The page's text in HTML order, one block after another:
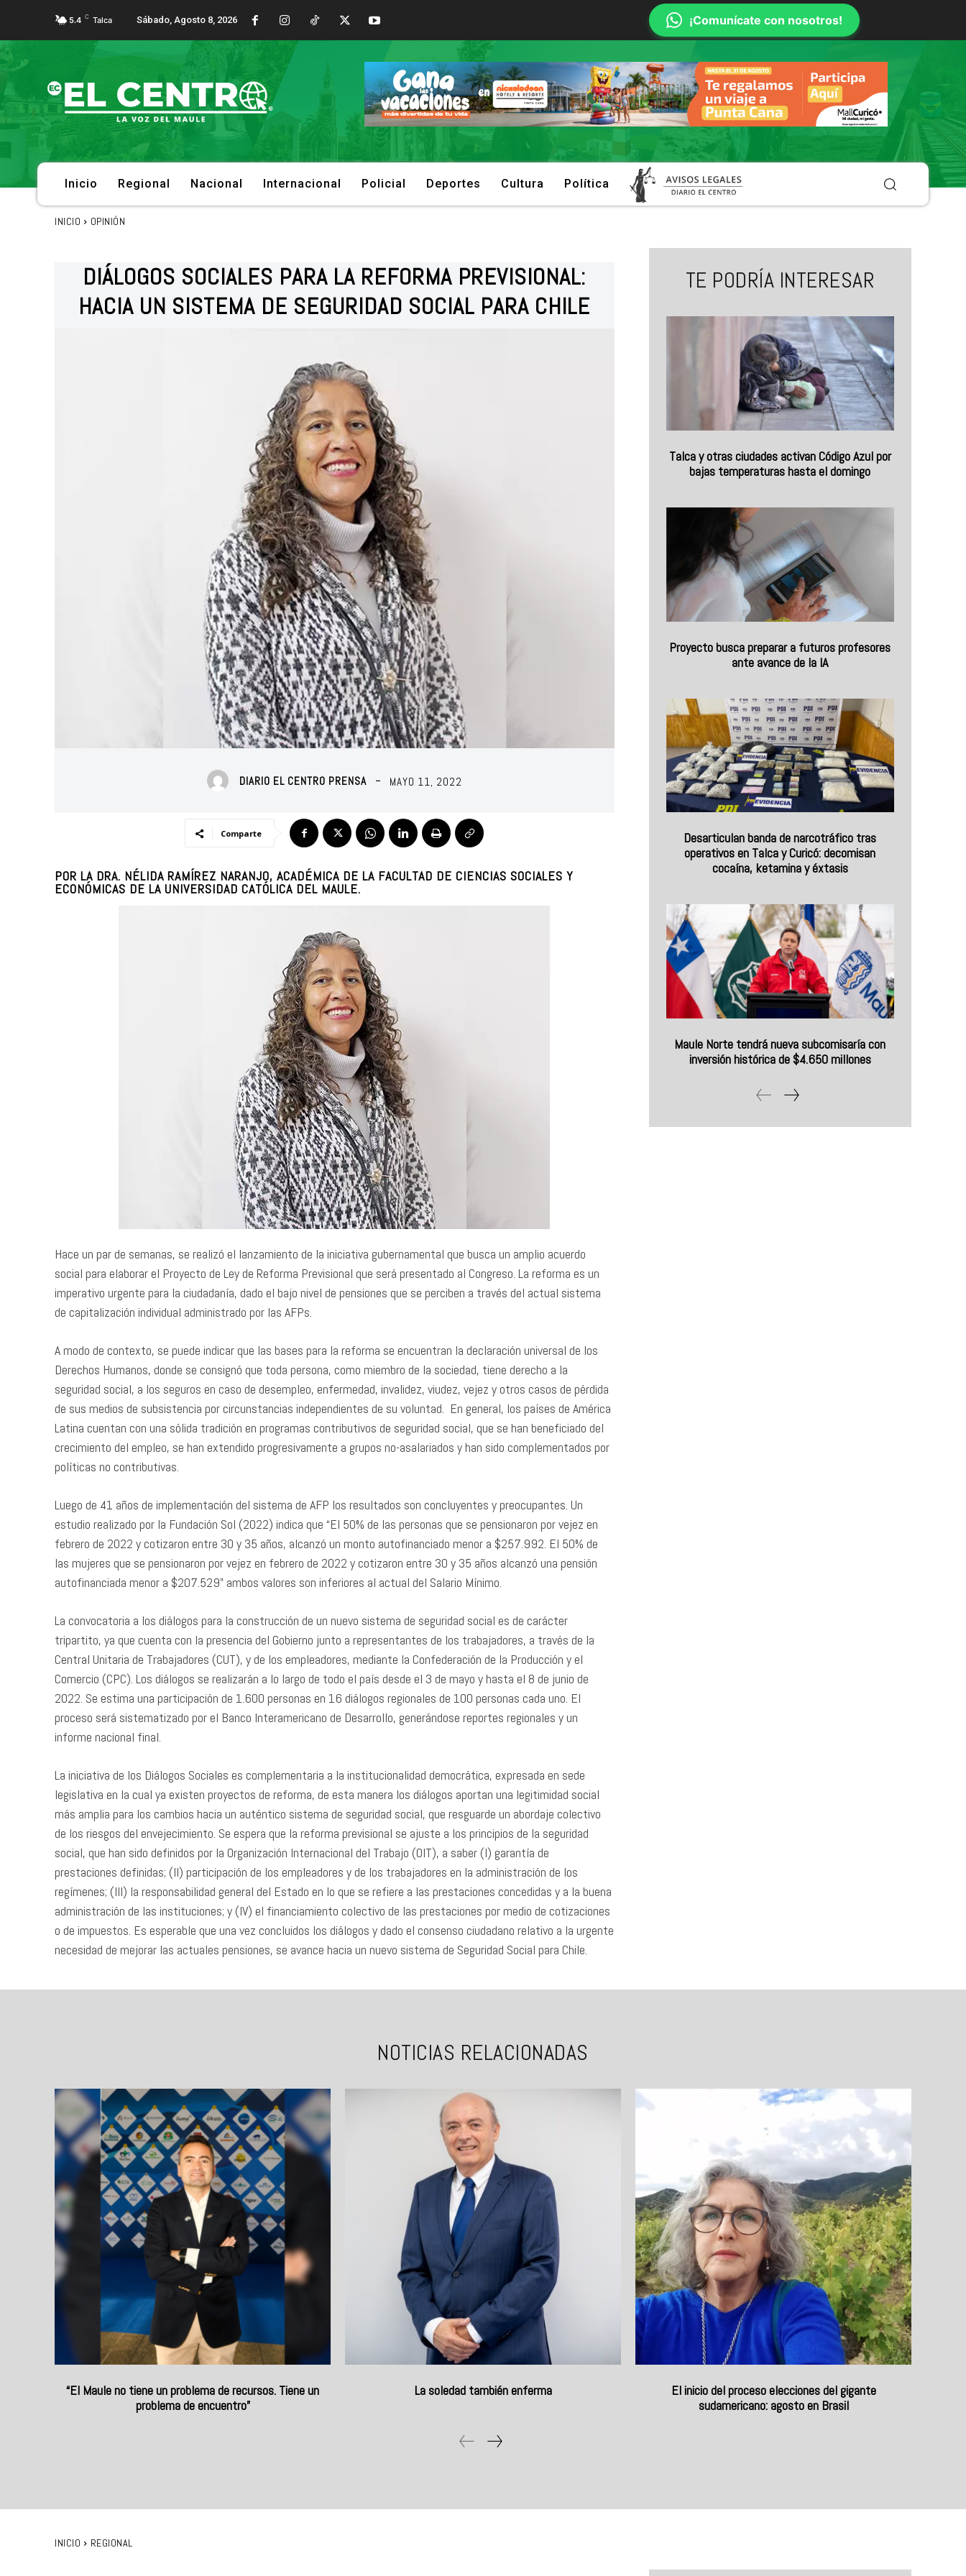
5.4 C Talca Sábado, Agosto 8, 2026 ¡Comunícate con nosotros!
Inicio Regional Nacional Internacional Policial Deportes Cultura Política
INICIO OPINIÓN
DIÁLOGOS SOCIALES PARA LA REFORMA PREVISIONAL:
HACIA UN SISTEMA DE SEGURIDAD SOCIAL PARA CHILE
DIARIO EL CENTRO PRENSA MAYO 11, 2022
Comparte
POR LA DRA. NÉLIDA RAMÍREZ NARANJO, ACADÉMICA DE LA FACULTAD DE CIENCIAS SOCIALES Y
ECONÓMICAS DE LA UNIVERSIDAD CATÓLICA DEL MAULE.
Hace un par de semanas, se realizó el lanzamiento de la iniciativa gubernamental que busca un amplio acuerdo
social para elaborar el Proyecto de Ley de Reforma Previsional que será presentado al Congreso. La reforma es un
imperativo urgente para la ciudadanía, dado el bajo nivel de pensiones que se perciben a través del actual sistema
de capitalización individual administrado por las AFPs.
A modo de contexto, se puede indicar que las bases para la reforma se encuentran la declaración universal de los
Derechos Humanos, donde se consignó que toda persona, como miembro de la sociedad, tiene derecho a la
seguridad social, a los seguros en caso de desempleo, enfermedad, invalidez, viudez, vejez y otros casos de pérdida
de sus medios de subsistencia por circunstancias independientes de su voluntad. En general, los países de América
Latina cuentan con una sólida tradición en programas contributivos de seguridad social, que se han beneficiado del
crecimiento del empleo, se han extendido progresivamente a grupos no-asalariados y han sido complementados por
políticas no contributivas.
Luego de 41 años de implementación del sistema de AFP los resultados son concluyentes y preocupantes. Un
estudio realizado por la Fundación Sol (2022) indica que “El 50% de las personas que se pensionaron por vejez en
febrero de 2022 y cotizaron entre 30 y 35 años, alcanzó un monto autofinanciado menor a $257.992. El 50% de
las mujeres que se pensionaron por vejez en febrero de 2022 y cotizaron entre 30 y 35 años alcanzó una pensión
autofinanciada menor a $207.529” ambos valores son inferiores al actual del Salario Mínimo.
La convocatoria a los diálogos para la construcción de un nuevo sistema de seguridad social es de carácter
tripartito, ya que cuenta con la presencia del Gobierno junto a representantes de los trabajadores, a través de la
Central Unitaria de Trabajadores (CUT), y de los empleadores, mediante la Confederación de la Producción y el
Comercio (CPC). Los diálogos se realizarán a lo largo de todo el país desde el 3 de mayo y hasta el 8 de junio de
2022. Se estima una participación de 1.600 personas en 16 diálogos regionales de 100 personas cada uno. El
proceso será sistematizado por el Banco Interamericano de Desarrollo, generándose reportes regionales y un
informe nacional final.
La iniciativa de los Diálogos Sociales es complementaria a la institucionalidad democrática, expresada en sede
legislativa en la cual ya existen proyectos de reforma, de esta manera los diálogos aportan una legitimidad social
más amplia para los cambios hacia un auténtico sistema de seguridad social, que resguarde un abordaje colectivo
de los riesgos del envejecimiento. Se espera que la reforma previsional se ajuste a los principios de la seguridad
social, que han sido definidos por la Organización Internacional del Trabajo (OIT), a saber (I) garantía de
prestaciones definidas; (II) participación de los empleadores y de los trabajadores en la administración de los
regímenes; (III) la responsabilidad general del Estado en lo que se refiere a las prestaciones concedidas y a la buena
administración de las instituciones; y (IV) el financiamiento colectivo de las prestaciones por medio de cotizaciones
o de impuestos. Es esperable que una vez concluidos los diálogos y dado el consenso ciudadano relativo a la urgente
necesidad de mejorar las actuales pensiones, se avance hacia un nuevo sistema de Seguridad Social para Chile.
TE PODRÍA INTERESAR
Talca y otras ciudades activan Código Azul por
bajas temperaturas hasta el domingo
Proyecto busca preparar a futuros profesores
ante avance de la IA
Desarticulan banda de narcotráfico tras
operativos en Talca y Curicó: decomisan
cocaína, ketamina y éxtasis
Maule Norte tendrá nueva subcomisaría con
inversión histórica de $4.650 millones
NOTICIAS RELACIONADAS
“El Maule no tiene un problema de recursos. Tiene un
problema de encuentro”
La soledad también enferma
El inicio del proceso elecciones del gigante
sudamericano: agosto en Brasil